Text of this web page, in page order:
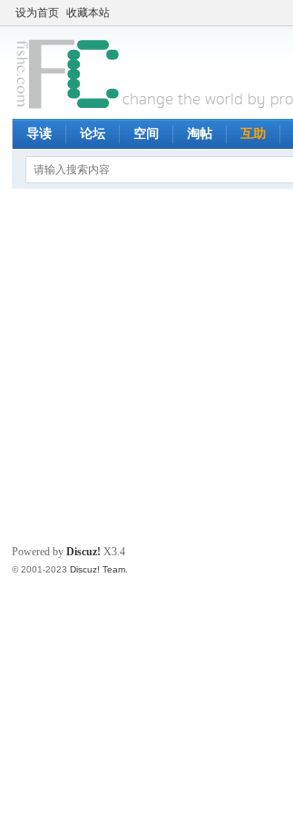
设为首页 收藏本站
导读 论坛 空间 淘帖 互助
Powered byDiscuz! X3.4
© 2001-2023Discuz! Team